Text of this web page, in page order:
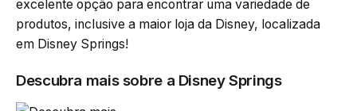
excelente opção para encontrar uma variedade de
produtos, inclusive a maior loja da Disney, localizada
em Disney Springs!
Descubra mais sobre a Disney Springs